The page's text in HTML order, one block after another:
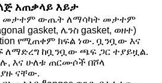
አጠቃላይ እይታ
መታተም ውጤት ለማሳካት መታተም
gasket, ሌንስ gasket, ወዘተ)
የሚጠቀም ክፍል ነው. ቧንቧው እና
ለማድረግ ከቧንቧው ጫፍ ጋር ተያይዟል.
እና ሁለቱ ጠርሙሶች በሾላ
ናቸው.